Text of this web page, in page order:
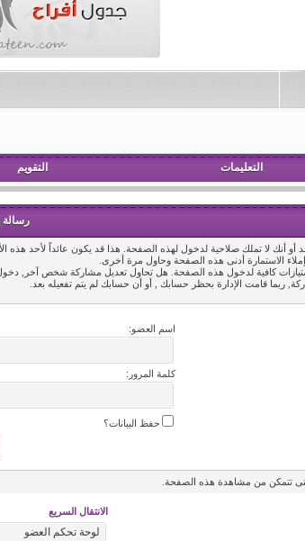
التعليمات التقويم
رسالة
أنك لا تملك صلاحية لدخول لهذه الصفحة. هذا قد يكون عائداً لأحد هذه
الاستمارة أدنى هذه الصفحة وحاول مرة أخرى.
كافية لدخول هذه الصفحة. هل تحاول تعديل مشاركة شخص آخر, دخول
ربما قامت الإدارة بحظر حسابك , أو أن حسابك لم يتم تفعيله بعد.
اسم العضو:
كلمة المرور:
حفظ البيانات؟
تتمكن من مشاهدة هذه الصفحة.
الانتقال السريع